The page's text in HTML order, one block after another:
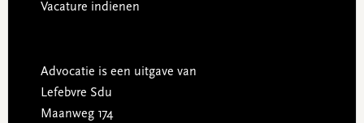
Vacature indienen
Advocatie is een uitgave van
Lefebvre Sdu
Maanweg 174